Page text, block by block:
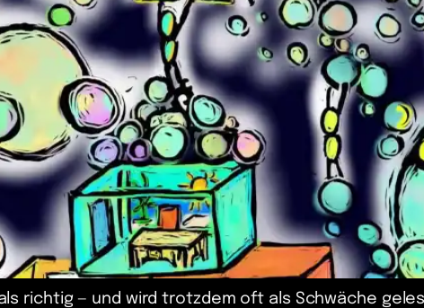
richtig — und wird trotzdem oft als Schwäche